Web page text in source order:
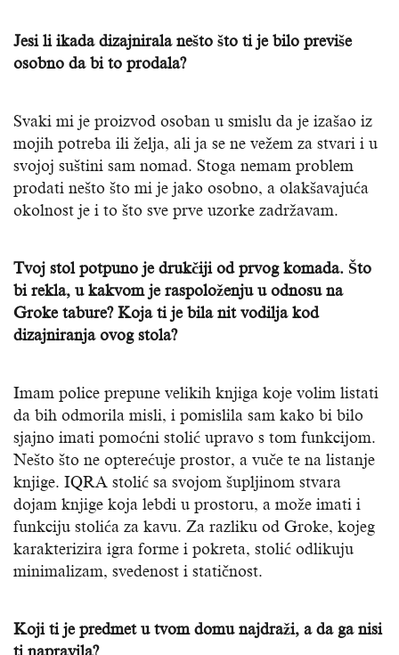
Jesi li ikada dizajnirala nešto što ti je bilo previše
osobno da bi to prodala?
Svaki mi je proizvod osoban u smislu da je izašao iz
mojih potreba ili želja, ali ja se ne vežem za stvari i u
svojoj suštini sam nomad. Stoga nemam problem
prodati nešto što mi je jako osobno, a olakšavajuća
okolnost je i to što sve prve uzorke zadržavam.
Tvoj stol potpuno je drukčiji od prvog komada. Što
bi rekla, u kakvom je raspoloženju u odnosu na
Groke tabure? Koja ti je bila nit vodilja kod
dizajniranja ovog stola?
Imam police prepune velikih knjiga koje volim listati
da bih odmorila misli, i pomislila sam kako bi bilo
sjajno imati pomoćni stolić upravo s tom funkcijom.
Nešto što ne opterećuje prostor, a vuče te na listanje
knjige. IQRA stolić sa svojom šupljinom stvara
dojam knjige koja lebdi u prostoru, a može imati i
funkciju stolića za kavu. Za razliku od Groke, kojeg
karakterizira igra forme i pokreta, stolić odlikuju
minimalizam, svedenost i statičnost.
Koji ti je predmet u tvom domu najdraži, a da ga nisi